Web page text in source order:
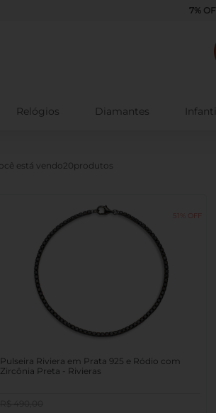
Relógios Diamantes Infantil
20
51%
Pulseira Riviera em Prata 925 e Ródio com
Zircônia Preta - Rivieras